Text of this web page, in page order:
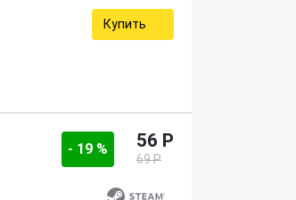
Купить
- 19 % 56 P
69 P